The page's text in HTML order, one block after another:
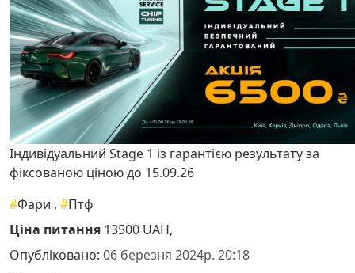
Індивідуальний Stage 1 із гарантією результату за
фіксованою ціною до 15.09.26
#Фари , #Птф
Ціна питання 13500 UAH,
Опубліковано: 06 березня 2024р. 20:18